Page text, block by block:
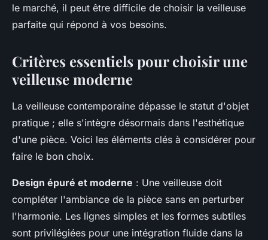
Laure•10 avril 2024 •3 min de lecture
le marché, il peut être difficile de choisir la veilleuse
parfaite qui répond à vos besoins.
Critères essentiels pour choisir une
veilleuse moderne
La veilleuse contemporaine dépasse le statut d'objet
pratique ; elle s'intègre désormais dans l'esthétique
d'une pièce. Voici les éléments clés à considérer pour
faire le bon choix.
Design épuré et moderne : Une veilleuse doit
compléter l'ambiance de la pièce sans en perturber
l'harmonie. Les lignes simples et les formes subtiles
sont privilégiées pour une intégration fluide dans la